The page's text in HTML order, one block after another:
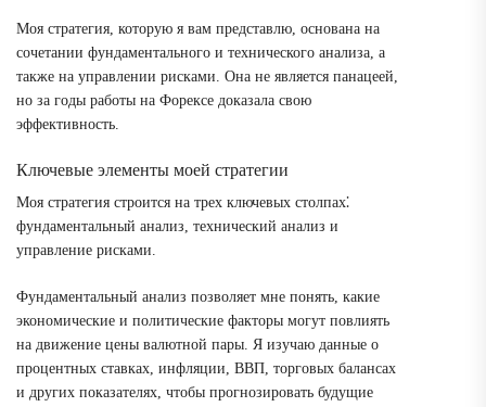
Моя стратегия, которую я вам представлю, основана на
сочетании фундаментального и технического анализа, а
также на управлении рисками. Она не является панацеей,
но за годы работы на Форексе доказала свою
эффективность.
Ключевые элементы моей стратегии
Моя стратегия строится на трех ключевых столпах⁚
фундаментальный анализ, технический анализ и
управление рисками.
Фундаментальный анализ позволяет мне понять, какие
экономические и политические факторы могут повлиять
на движение цены валютной пары. Я изучаю данные о
процентных ставках, инфляции, ВВП, торговых балансах
и других показателях, чтобы прогнозировать будущие